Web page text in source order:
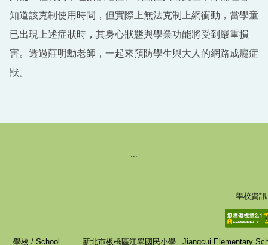
知道該克制使用時間，但實際上無法克制上網衝動，當學童
已出現上述症狀時，其身心狀態與學業功能將受到嚴重損
害。透過莊明勳老師，一起來預防學生與大人的網路成癮症
狀。
:::
學校資訊
學校 / School 新北市板橋區江翠國民小學 Jiangcui Elementary